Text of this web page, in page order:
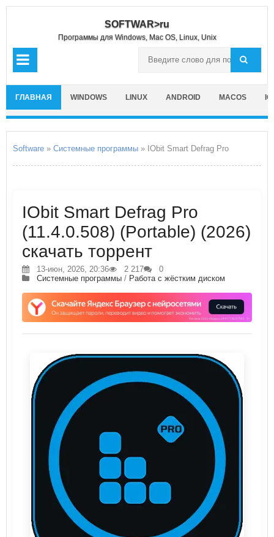
SOFTWAR>ru
Программы для Windows, Mac OS, Linux, Unix
ГЛАВНАЯ WINDOWS LINUX ANDROID MACOS
Software » Системные программы » IObit Smart Defrag Pro
IObit Smart Defrag Pro
(11.4.0.508) (Portable) (2026)
скачать торрент
13-июн, 2026, 20:36 2 217
0
Системные программы / Работа с жёстким диском